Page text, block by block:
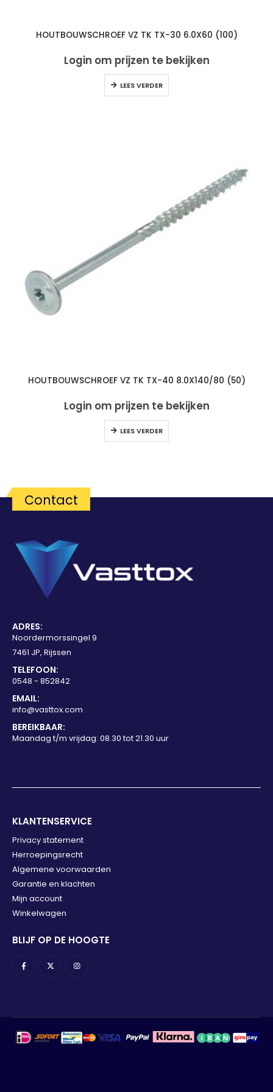
HOUTBOUWSCHROEF VZ TK TX-30 6.0X60 (100)
Login om prijzen te bekijken
LEES VERDER
HOUTBOUWSCHROEF VZ TK TX-40 8.0X140/80 (50)
Login om prijzen te bekijken
LEES VERDER
Contact
ADRES:
Noordermorssingel 9
7461 JP, Rijssen
TELEFOON:
0548 - 852842
EMAIL:
info@vasttox.com
BEREIKBAAR:
Maandag t/m vrijdag: 08.30 tot 21.30 uur
KLANTENSERVICE
Privacy statement
Herroepingsrecht
Algemene voorwaarden
Garantie en klachten
Mijn account
Winkelwagen
BLIJF OP DE HOOGTE